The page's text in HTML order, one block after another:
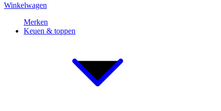
Winkelwagen
Merken
Keuen & toppen